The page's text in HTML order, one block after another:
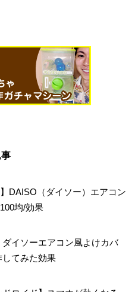
】DAISO（ダイソー）エアコン
均/効果
ダイソーエアコン風よけカバ
てみた効果